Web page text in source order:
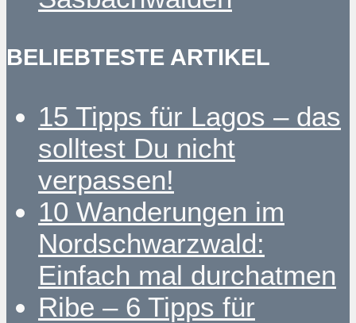
BELIEBTESTE ARTIKEL
15 Tipps für Lagos – das
solltest Du nicht
verpassen!
10 Wanderungen im
Nordschwarzwald:
Einfach mal durchatmen
Ribe – 6 Tipps für